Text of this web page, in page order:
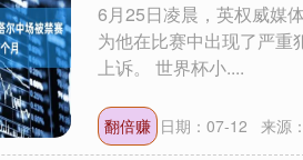
6月25日凌晨，英权威媒
为他在比赛中出现了严重
上诉。 世界杯小....
翻倍赚 日期：07-12 来源
4694.44 43.13 0.93%